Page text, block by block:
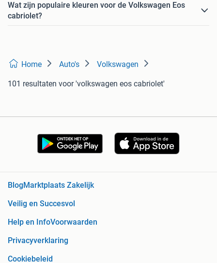
Wat zijn populaire kleuren voor de Volkswagen Eos
cabriolet?
Home Auto's Volkswagen
101 resultaten voor 'volkswagen eos cabriolet'
Blog Marktplaats Zakelijk
Veilig en Succesvol
Help en InfoVoorwaarden
Privacyverklaring
Cookiebeleid